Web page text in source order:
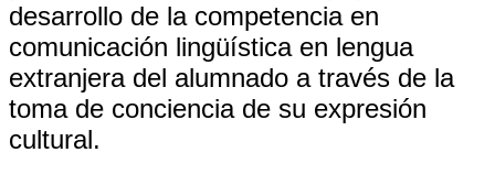
desarrollo de la competencia en
comunicación lingüística en lengua
extranjera del alumnado a través de la
toma de conciencia de su expresión
cultural.